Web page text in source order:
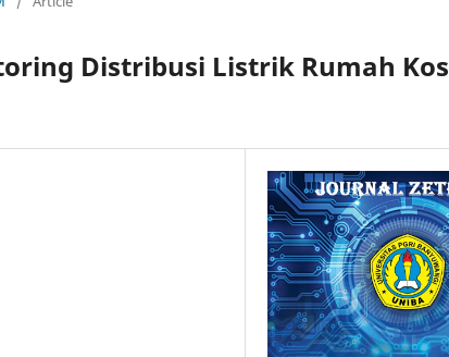
Distribusi Listrik Rumah Kos